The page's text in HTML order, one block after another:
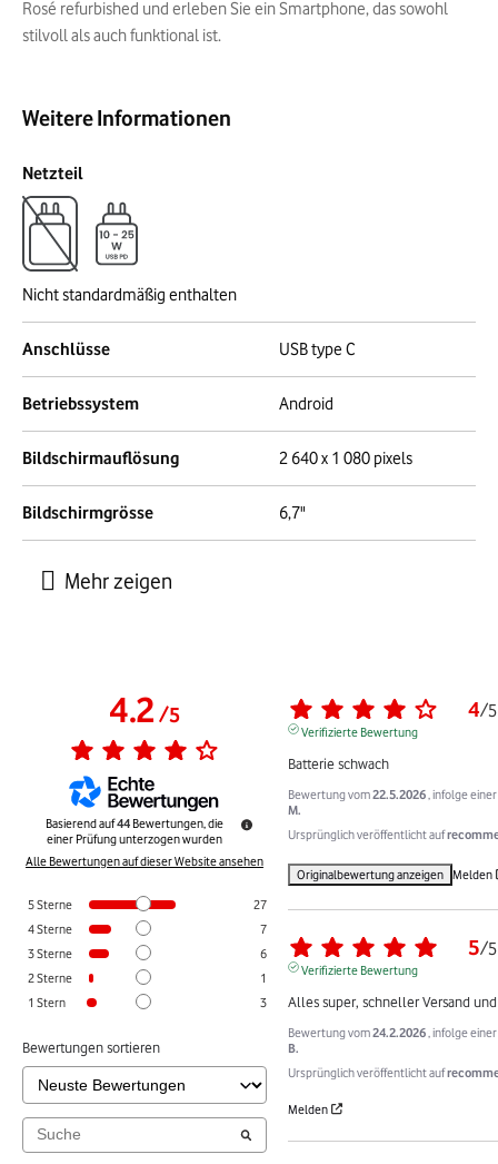
Rosé refurbished und erleben Sie ein Smartphone, das sowohl
stilvoll als auch funktional ist.
Weitere Informationen
Netzteil
Nicht standardmäßig enthalten
Anschlüsse USB type C
Betriebssystem Android
Bildschirmauflösung 2 640 x 1 080 pixels
Bildschirmgrösse 6,7"
4.2/5
Basierend auf44 Bewertungen, die
einer Prüfung unterzogen wurden
Alle Bewertungen auf dieser Website ansehen
5Sterne
27
4Sterne
7
3Sterne
6
2Sterne
1
1 Stern 3
Bewertungen sortieren
4/5
Verifizierte Bewertung
Batterie schwach
Bewertung vom22.5.2026 , infolge
M.
Ursprünglich veröffentlicht auf
Originalbewertung anzeigen Melden
5/5
Verifizierte Bewertung
Alles super, schneller Versand
Bewertung vom24.2.2026 , infolge
B.
Ursprünglich veröffentlicht auf
Melden